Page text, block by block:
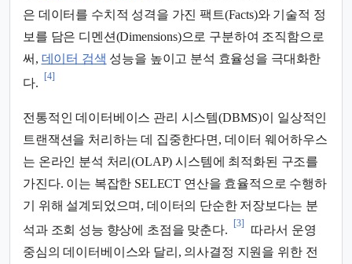
은 데이터를 수치적 성격을 가진 팩트(Facts)와 기술적 정
보를 담은 디멘션(Dimensions)으로 구분하여 조직함으로
써, 데이터 검색 성능을 높이고 분석 효율성을 극대화한
다.
[4]
전통적인 데이터베이스 관리 시스템(DBMS)이 일상적인
트랜잭션을 처리하는 데 집중한다면, 데이터 웨어하우스
는 온라인 분석 처리(OLAP) 시스템에 최적화된 구조를
가진다. 이는 복잡한 SELECT 연산을 효율적으로 수행하
기 위해 설계되었으며, 데이터의 단순한 저장보다는 분
석과 조회 성능 향상에 초점을 맞춘다.
[3]
따라서 운영
중심의 데이터베이스와 달리, 의사결정 지원을 위한 전